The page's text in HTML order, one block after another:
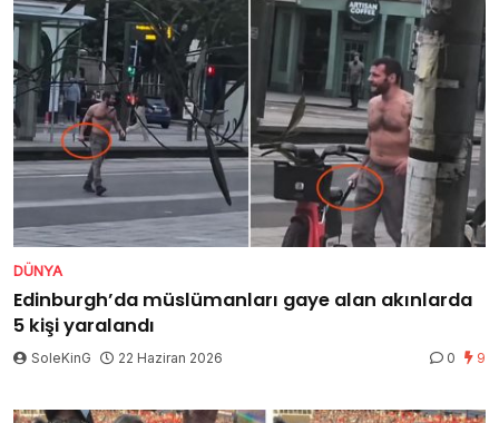
DÜNYA
Edinburgh’da müslümanları gaye alan akınlarda
5 kişi yaralandı
SoleKinG 22 Haziran 2026 0 9